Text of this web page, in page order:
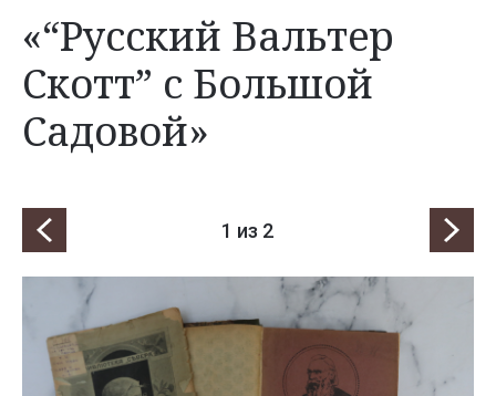
«“Русский Вальтер
Скотт” с Большой
Садовой»
1 из 2